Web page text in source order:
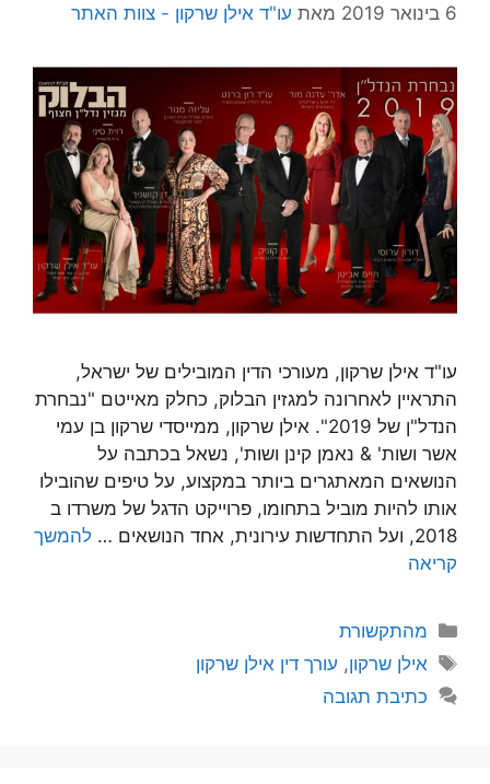
6 בינואר 2019 מאת עו"ד אילן שרקון - צוות האתר
עו"ד אילן שרקון, מעורכי הדין המובילים של ישראל,
התראיין לאחרונה למגזין הבלוק, כחלק מאייטם "נבחרת
הנדל"ן של 2019". אילן שרקון, ממייסדי שרקון בן עמי
אשר ושות' & נאמן קינן ושות', נשאל בכתבה על
הנושאים המאתגרים ביותר במקצוע, על טיפים שהובילו
אותו להיות מוביל בתחומו, פרוייקט הדגל של משרדו ב
2018, ועל התחדשות עירונית, אחד הנושאים …
להמשך
קריאה
קטגוריות
מהתקשורת
תגיות
אילן שרקון, עורך דין אילן שרקון
כתיבת תגובה